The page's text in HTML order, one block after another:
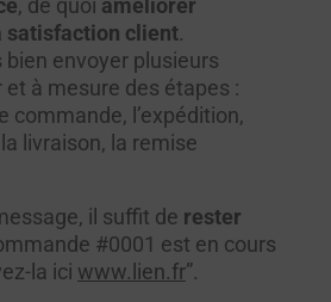
, de quoi améliorer
satisfaction client.
bien envoyer plusieurs
à mesure des étapes :
commande, l’expédition,
livraison, la remise
il suffit de rester
#0001 est en cours
la ici www.lien.fr”.